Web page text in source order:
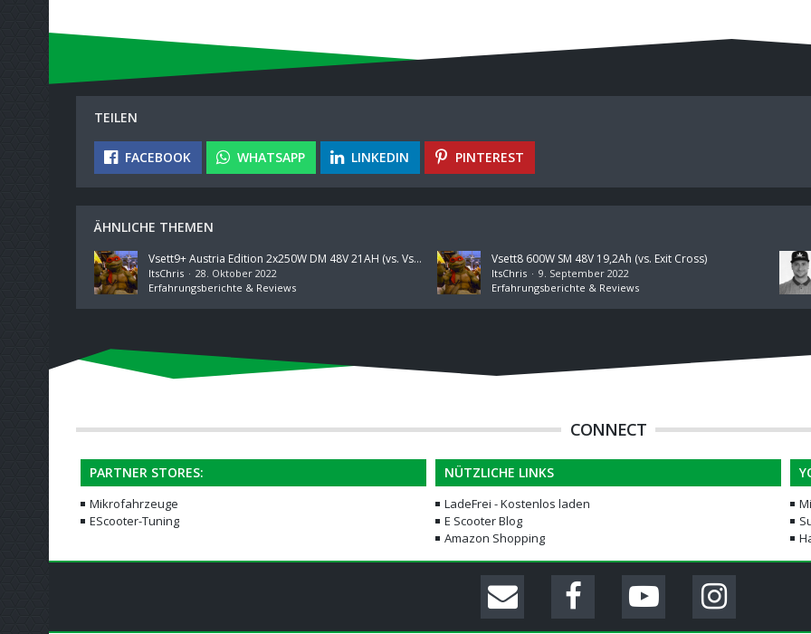
TEILEN
FACEBOOK WHATSAPP LINKEDIN PINTEREST
ÄHNLICHE THEMEN
Vsett9+ Austria Edition 2x250W DM 48V 21AH (vs. Vsett8/Exit Cross)
ItsChris
28. Oktober 2022
Erfahrungsberichte & Reviews
Vsett8 600W SM 48V 19,2Ah (vs. Exit Cross)
ItsChris
9. September 2022
Erfahrungsberichte & Reviews
CONNECT
PARTNER STORES:
Mikrofahrzeuge
EScooter-Tuning
NÜTZLICHE LINKS
LadeFrei - Kostenlos laden
E Scooter Blog
Amazon Shopping